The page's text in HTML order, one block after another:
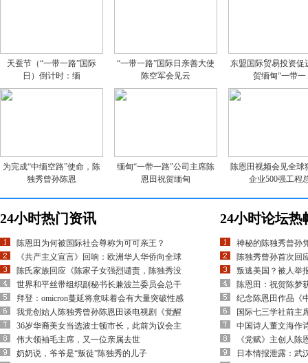
天蚕节（“一带一路”国际
日）倒计时：缅
“一带一路”国际日亲善大使
陈空军会见云
东盟国际贸易投资促
贺缅甸“一带一
为完成“中缅空路”使命，陈
独秀曾孙陈恩
缅甸“一带一路”公司主席陈
恩田祝贺缅甸
陈恩田视频会见全球
企业500强工程
24小时热门资讯
陈恩田为何被国际社会尊称为可可亲王？
《共产主义宣言》回响：欧洲华人华侨向全球
陈氏家族回应《陈家子女强烈谴责，陈独秀没
世界和平丝带组织副秘书长兼波兰委员会总干
拜登：omicron蔓延将意味着会有大量突破性感
我党创始人陈独秀曾孙陈恩田谈电视剧《觉醒
36岁华裔美女当选波士顿市长，此前为议会主
伟大领袖毛主席，又一位亲属去世
奶奶说，爷爷是“叛徒”陈独秀的儿子
24小时论坛热
神秘的陈独秀曾孙
陈独秀曾孙首次回
叛逃美国？被人举
陈恩田：祝贺陈梦
纪念陈恩田作品《
国际七三学社前主
中国诗人董文海作
《党赋》主创人
日本情报泄露：武